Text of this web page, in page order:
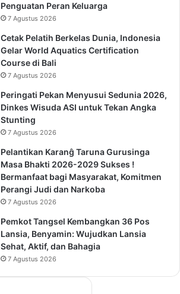
Penguatan Peran Keluarga
7 Agustus 2026
Cetak Pelatih Berkelas Dunia, Indonesia
Gelar World Aquatics Certification
Course di Bali
7 Agustus 2026
Peringati Pekan Menyusui Sedunia 2026,
Dinkes Wisuda ASI untuk Tekan Angka
Stunting
7 Agustus 2026
Pelantikan Karanĝ Taruna Gurusinga
Masa Bhakti 2026-2029 Sukses !
Bermanfaat bagi Masyarakat, Komitmen
Perangi Judi dan Narkoba
7 Agustus 2026
Pemkot Tangsel Kembangkan 36 Pos
Lansia, Benyamin: Wujudkan Lansia
Sehat, Aktif, dan Bahagia
7 Agustus 2026